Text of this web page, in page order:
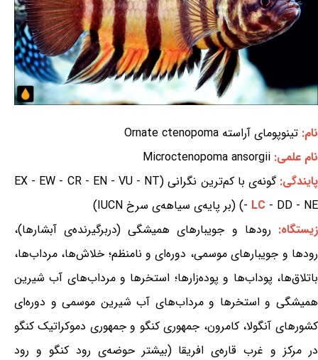
نام: تینوپومای آراسته Ornate ctenopoma
نام علمی: Microctenopoma ansorgii
پایندگی:
گونه‌ی با کم‌ترین نگرانی (EX - EW - CR - EN - VU - NT
- LC - DD - NE) (بر پایه‌ی سیاهه‌ی سرخ IUCN)
زیستگاه: رودها و جویبارهای همیشگی (دربرگیرنده‌ی آبشارها)،
رودها و جویبارهای موسمی، دوره‌ای و نامنظم؛ خلاش‌ها، مرداب‌ها،
باتلاق‌ها، پوداب‌ها و پوده‌زارها؛ استخرها و مرداب‌های آب شیرین
همیشگی و استخرها و مرداب‌های آب شیرین موسمی و دوره‌ای
کشورهای آنگولا، کامرون، جمهوری کنگو و جمهوری دموکراتیک کنگو
در مرکز و غرب قاره‌ی افریقا (بیشتر حوضه‌ی رود کنگو و رود